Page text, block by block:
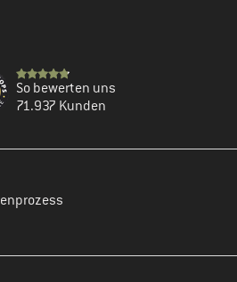
So bewerten uns
71.937 Kunden